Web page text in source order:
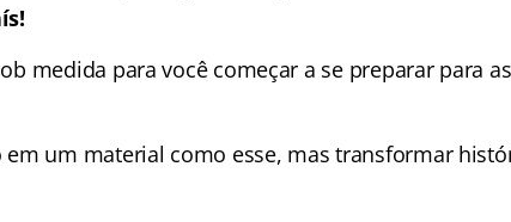
medida para você começar a se preparar para as
um material como esse, mas transformar